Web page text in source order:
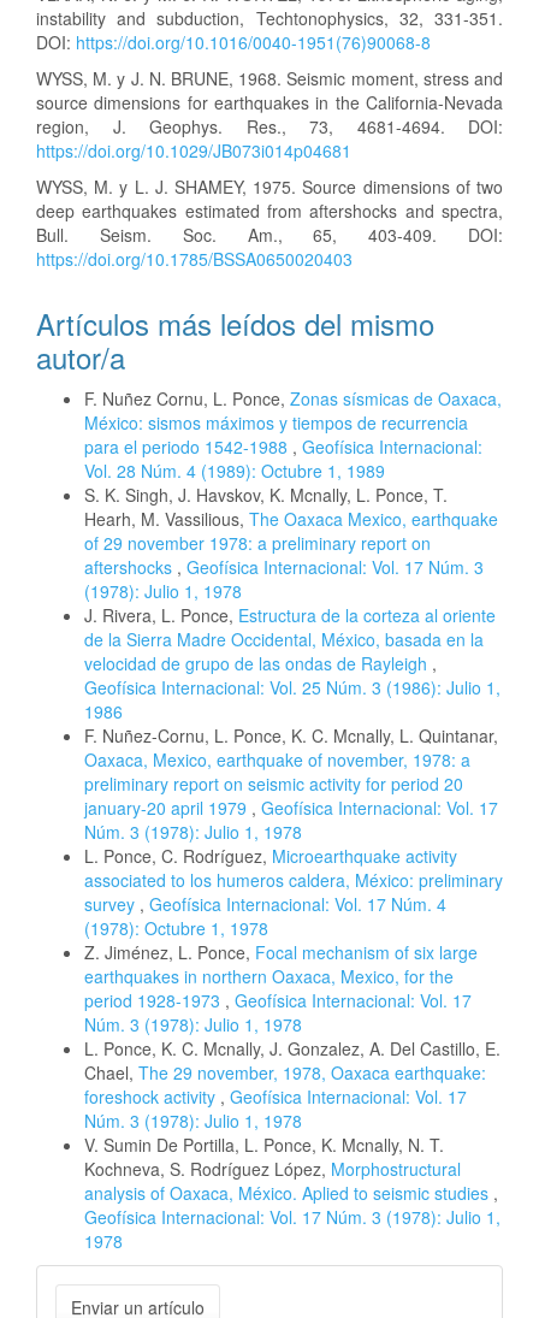
instability and subduction, Techtonophysics, 32, 331-351.
DOI: https://doi.org/10.1016/0040-1951(76)90068-8
WYSS, M. y J. N. BRUNE, 1968. Seismic moment, stress and
source dimensions for earthquakes in the California-Nevada
region, J. Geophys. Res., 73, 4681-4694. DOI:
https://doi.org/10.1029/JB073i014p04681
WYSS, M. y L. J. SHAMEY, 1975. Source dimensions of two
deep earthquakes estimated from aftershocks and spectra,
Bull. Seism. Soc. Am., 65, 403-409. DOI:
https://doi.org/10.1785/BSSA0650020403
Artículos más leídos del mismo
autor/a
F. Nuñez Cornu, L. Ponce, Zonas sísmicas de Oaxaca,
México: sismos máximos y tiempos de recurrencia
para el periodo 1542-1988 , Geofísica Internacional:
Vol. 28 Núm. 4 (1989): Octubre 1, 1989
S. K. Singh, J. Havskov, K. Mcnally, L. Ponce, T.
Hearh, M. Vassilious, The Oaxaca Mexico, earthquake
of 29 november 1978: a preliminary report on
aftershocks , Geofísica Internacional: Vol. 17 Núm. 3
(1978): Julio 1, 1978
J. Rivera, L. Ponce, Estructura de la corteza al oriente
de la Sierra Madre Occidental, México, basada en la
velocidad de grupo de las ondas de Rayleigh ,
Geofísica Internacional: Vol. 25 Núm. 3 (1986): Julio 1,
1986
F. Nuñez-Cornu, L. Ponce, K. C. Mcnally, L. Quintanar,
Oaxaca, Mexico, earthquake of november, 1978: a
preliminary report on seismic activity for period 20
january-20 april 1979 , Geofísica Internacional: Vol. 17
Núm. 3 (1978): Julio 1, 1978
L. Ponce, C. Rodríguez, Microearthquake activity
associated to los humeros caldera, México: preliminary
survey , Geofísica Internacional: Vol. 17 Núm. 4
(1978): Octubre 1, 1978
Z. Jiménez, L. Ponce, Focal mechanism of six large
earthquakes in northern Oaxaca, Mexico, for the
period 1928-1973 , Geofísica Internacional: Vol. 17
Núm. 3 (1978): Julio 1, 1978
L. Ponce, K. C. Mcnally, J. Gonzalez, A. Del Castillo, E.
Chael, The 29 november, 1978, Oaxaca earthquake:
foreshock activity , Geofísica Internacional: Vol. 17
Núm. 3 (1978): Julio 1, 1978
V. Sumin De Portilla, L. Ponce, K. Mcnally, N. T.
Kochneva, S. Rodríguez López, Morphostructural
analysis of Oaxaca, México. Aplied to seismic studies ,
Geofísica Internacional: Vol. 17 Núm. 3 (1978): Julio 1,
1978
Enviar
Enviar un artículo